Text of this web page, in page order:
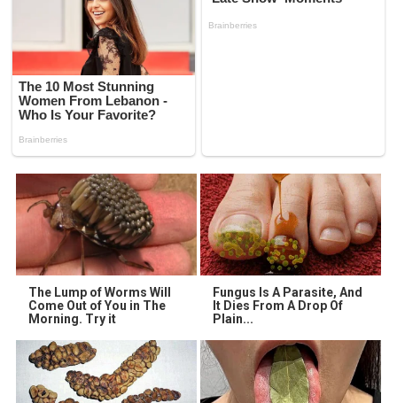
The Lump of Worms Will
Come Out of You in The
Morning. Try it
Fungus Is A Parasite, And
It Dies From A Drop Of
Plain...